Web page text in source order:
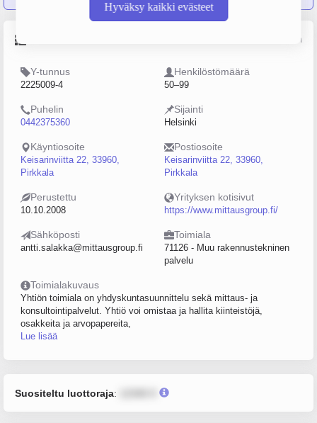
Hyväksy kaikki evästeet
Lähde: YTJ, PRH, Traficom
Y-tunnus
2225009-4
Henkilöstömäärä
50–99
Puhelin
0442375360
Sijainti
Helsinki
Käyntiosoite
Keisarinviitta 22, 33960,
Pirkkala
Postiosoite
Keisarinviitta 22, 33960,
Pirkkala
Perustettu
10.10.2008
Yrityksen kotisivut
https://www.mittausgroup.fi/
Sähköposti
antti.salakka@mittausgroup.fi
Toimiala
71126 - Muu rakennustekninen
palvelu
Toimialakuvaus
Yhtiön toimiala on yhdyskuntasuunnittelu sekä mittaus- ja
konsultointipalvelut. Yhtiö voi omistaa ja hallita kiinteistöjä,
osakkeita ja arvopapereita,
Lue lisää
Suositeltu luottoraja: